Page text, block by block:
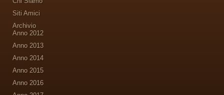
Siti Amici
Archivio
Anno 2012
Anno 2013
Anno 2014
Anno 2015
Anno 2016